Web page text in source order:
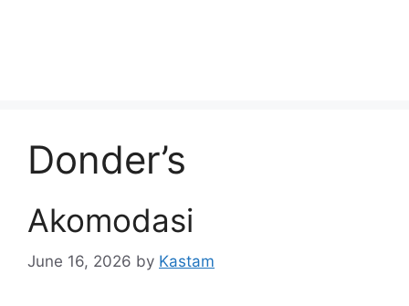
Donder’s
Akomodasi
June 16, 2026 by Kastam